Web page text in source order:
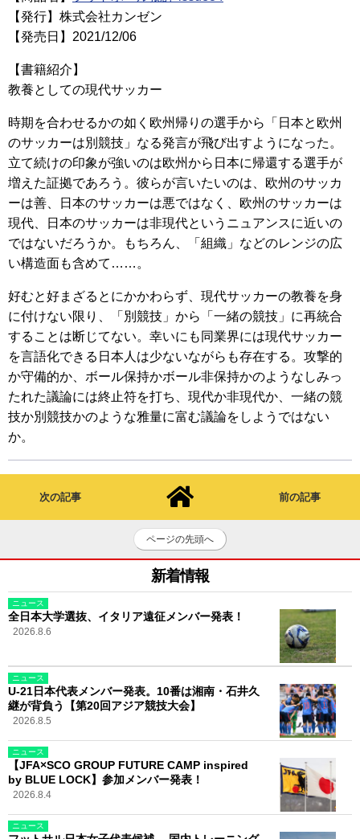
【発行】株式会社カンゼン
【発売日】2021/12/06
【書籍紹介】
教養としての現代サッカー
時期を合わせるかの如く欧州帰りの選手から「日本と欧州
のサッカーは別競技」なる発言が飛び出すようになった。
立て続けの印象が強いのは欧州から日本に帰還する選手が
増えた証拠であろう。彼らが言いたいのは、欧州のサッカ
ーは善、日本のサッカーは悪ではなく、欧州のサッカーは
現代、日本のサッカーは非現代というニュアンスに近いの
ではないだろうか。もちろん、「組織」などのレンジの広
い構造面も含めて……。
好むと好まざるとにかかわらず、現代サッカーの教養を身
に付けない限り、「別競技」から「一緒の競技」に再統合
することは断じてない。幸いにも同業界には現代サッカー
を言語化できる日本人は少ないながらも存在する。攻撃的
か守備的か、ボール保持かボール非保持かのようなしみっ
たれた議論には終止符を打ち、現代か非現代か、一緒の競
技か別競技かのような雅量に富む議論をしようではない
か。
次の記事 前の記事
ページの先頭へ
新着情報
ニュース
全日本大学選抜、イタリア遠征メンバー発表！
2026.8.6
ニュース
U-21日本代表メンバー発表。10番は湘南・石井久
継が背負う【第20回アジア競技大会】
2026.8.5
ニュース
【JFA×SCO GROUP FUTURE CAMP inspired
by BLUE LOCK】参加メンバー発表！
2026.8.4
ニュース